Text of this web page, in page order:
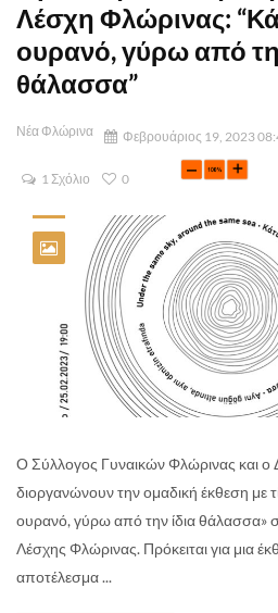
Λέσχη Φλώρινας:
ουρανό, γύρω από
θάλασσα”
Νέα Φλώρινα Φεβρουάριος 19, 2023
1 Σχόλιο 0
Ο Σύλλογος Γυναικών Φλώρινας και
διοργανώνουν την ομαδική έκθεση με
ουρανό, γύρω από την ίδια θάλασσα»
Λέσχης Φλώρινας. Πρόκειται για μια
αποτέλεσμα ...